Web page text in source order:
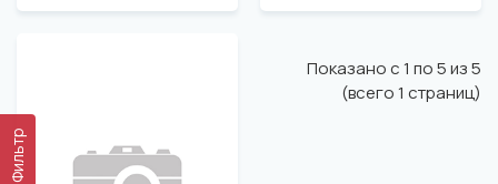
Фильтр
Показано с 1 по 5 из 5
(всего 1 страниц)